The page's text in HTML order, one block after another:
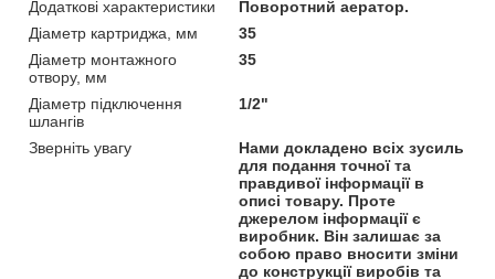
Додаткові характеристики
Поворотний аератор.
Діаметр картриджа, мм
35
Діаметр монтажного
отвору, мм
35
Діаметр підключення
шлангів
1/2"
Зверніть увагу
Нами докладено всіх зусиль
для подання точної та
правдивої інформації в
описі товару. Проте
джерелом інформації є
виробник. Він залишає за
собою право вносити зміни
до конструкції виробів та